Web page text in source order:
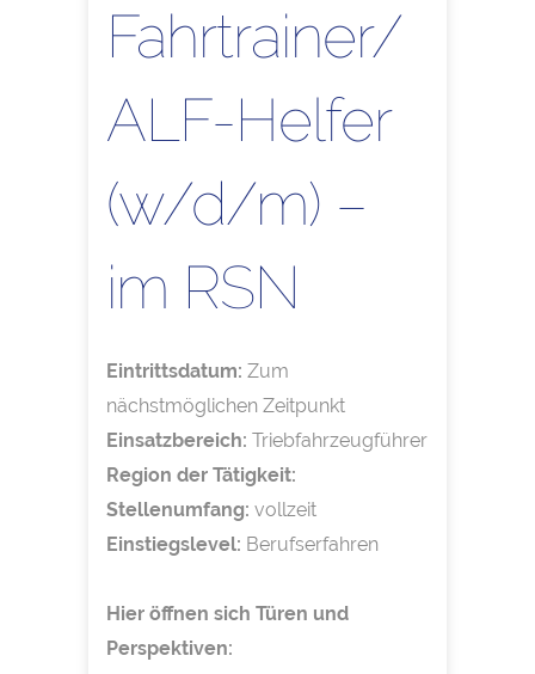
Fahrtrainer/
ALF-Helfer
(w/d/m) –
im RSN
Eintrittsdatum: Zum
nächstmöglichen Zeitpunkt
Einsatzbereich: Triebfahrzeugführer
Region der Tätigkeit:
Stellenumfang: vollzeit
Einstiegslevel: Berufserfahren
Hier öffnen sich Türen und
Perspektiven: